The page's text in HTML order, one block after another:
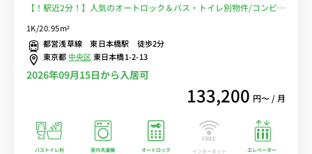
【！駅近2分！】人気のオートロック＆バス・トイレ別物件/コンビニ
1K/20.95m²
都営浅草線 東日本橋駅 徒歩2分
東京都 中央区東日本橋1-2-13
2026年09月15日から入居可
133,200 円〜 / 月
バストイレ別 室内洗濯機 オートロック
インターネット
エレベーター